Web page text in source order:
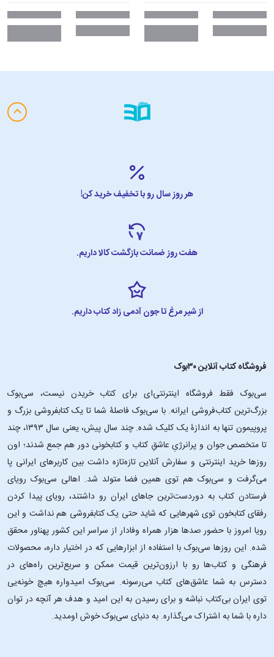
هر روز سال رو با تخفیف خرید کن!
هفت روز ضمانت بازگشت کالا داریم.
از شیر مرغ تا جون آدمی زاد کتاب داریم.
فروشگاه کتاب آنلاین ۳۰بوک
سی‌بوک فقط فروشگاه اینترنتی‌ای برای کتاب خریدن نیست، سی‌بوک
بزرگ‌ترین کتاب‌فروشی ایرانه. با سی‌بوک فاصلۀ شما تا یک کتابفروشی بزرگ و
پروپیمون تنها به اندازۀ یک کلیک شده. چند سال پیش، یعنی سال ۱۳۹۳، چند
تا متخصص جوان و پرانرژیِ عاشقِ کتاب و کتابخونی دور هم جمع شدند؛ اون‌
روزها خرید اینترنتی و سفارش آنلاین تازه‌تازه داشت بین کاربرهای ایرانی پا
می‌گرفت و سی‌بوک هم توی همین فضا متولد شد. اهالی سی‌بوک رویای
فرستادن کتاب به دوردست‌ترین جاهای ایران رو داشتند، رویای پیدا کردن
رفقای کتابخون توی شهرهایی که شاید حتی یک کتابفروشی هم نداشت و این
رویا امروز با حضور صدها هزار همراه وفادار از سراسر این کشور پهناور محقق
شده. این ‌روزها سی‌بوک با استفاده از ابزارهایی که در اختیار داره، محصولات
فرهنگی و کتاب‌ها رو با ارزون‌ترین قیمت ممکن و سریع‌ترین راه‌های در
دسترس به شما عاشق‌های کتاب می‌رسونه. سی‌بوک امیدواره هیچ خونه‌یی
توی ایران بی‌کتاب نباشه و برای رسیدن به این امید و هدف هر آنچه در توان
داره با شما به اشتراک می‌گذاره. به دنیای سی‌بوک خوش اومدید.